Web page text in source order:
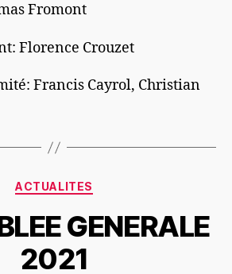
Fromont
Florence Crouzet
Francis Cayrol, Christian
Catégories
ACTUALITES
GENERALE
2021